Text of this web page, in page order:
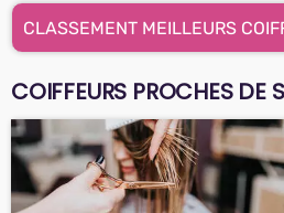
CLASSEMENT MEILLEURS
COIFFEURS PROCHES DE